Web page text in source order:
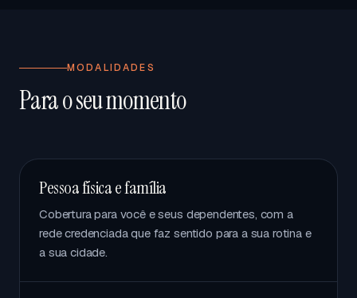
MODALIDADES
Para o seu momento
Pessoa física e família
Cobertura para você e seus dependentes, com a
rede credenciada que faz sentido para a sua rotina e
a sua cidade.